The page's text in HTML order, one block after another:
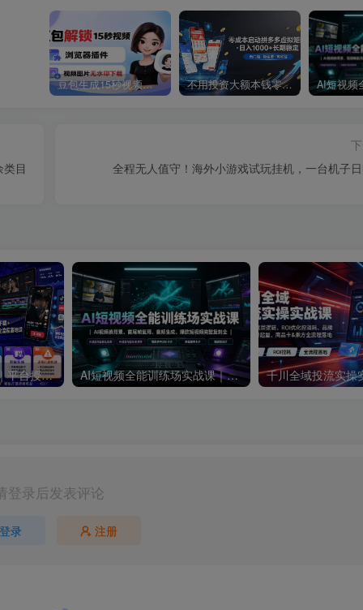
豆包生成15秒视频——浏览器插件：豆包/Dola 视频图片无水印下载 + 解锁15秒视频生成 不用投资大额本钱零成本启动，做拼多多虚拟矩阵，长期稳定！轻松维持日入 1000
目
全程无人值守！海外小游戏试玩挂机，一台机子
短剧达人变现训练营｜平台授权入驻+爆款剧集选材下载+账号运营养号+多平台挂载发布+剪辑实操+违规问题处理全流程落地课 AI短视频全能训练场实战课｜AI视频换背景、首尾帧复用、音频生成、爆款短视频完整复刻全套实操教学
登录后发表评论
登录 注册